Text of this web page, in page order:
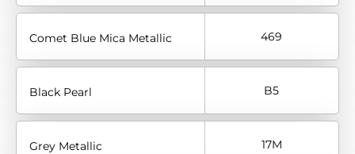
Comet Blue Mica Metallic 469
Black Pearl B5
Grey Metallic 17M